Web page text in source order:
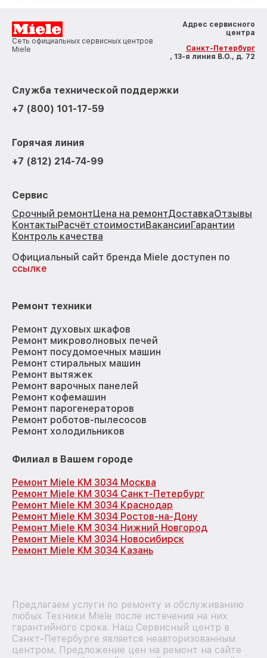
Сеть официальных сервисных центров
Miele
Адрес сервисного
центра
Санкт-Петербург
, 13-я линия В.О., д. 72
Служба технической поддержки
+7 (800) 101-17-59
Горячая линия
+7 (812) 214-74-99
Сервис
Срочный ремонтЦена на ремонтДоставкаОтзывы
КонтактыРасчёт стоимостиВакансииГарантии
Контроль качества
Официальный сайт бренда Miele доступен по
ссылке
Ремонт техники
Ремонт духовых шкафов
Ремонт микроволновых печей
Ремонт посудомоечных машин
Ремонт стиральных машин
Ремонт вытяжек
Ремонт варочных панелей
Ремонт кофемашин
Ремонт парогенераторов
Ремонт роботов-пылесосов
Ремонт холодильников
Филиал в Вашем городе
Ремонт Miele KM 3034 Москва
Ремонт Miele KM 3034 Санкт-Петербург
Ремонт Miele KM 3034 Краснодар
Ремонт Miele KM 3034 Ростов-на-Дону
Ремонт Miele KM 3034 Нижний Новгород
Ремонт Miele KM 3034 Новосибирск
Ремонт Miele KM 3034 Казань
Предлагаем услуги по ремонту и обслуживанию
любых Техники Miele после истечения на них
гарантийного срока. Наш Сервисный центр в
Санкт-Петербурге является неавторизованным
центром. Предложение цен на ремонт на сайте